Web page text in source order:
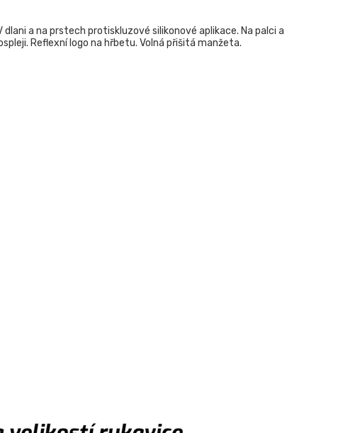
dlani a na prstech protiskluzové silikonové aplikace. Na palci a
Reflexní logo na hřbetu. Volná přišitá manžeta.